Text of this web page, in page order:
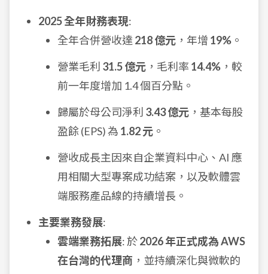
2025 全年財務表現:
全年合併營收達 218 億元 ，年增 19% 。
營業毛利 31.5 億元 ，毛利率 14.4% ，較
前一年度增加 1.4 個百分點。
歸屬於母公司淨利 3.43 億元 ，基本每股
盈餘 (EPS) 為 1.82 元 。
營收成長主因來自企業資料中心、AI 應
用相關大型專案成功結案，以及軟體雲
端服務產品線的持續增長。
主要業務發展:
雲端業務拓展: 於2026 年正式成為 AWS
在台灣的代理商 ，並持續深化與微軟的